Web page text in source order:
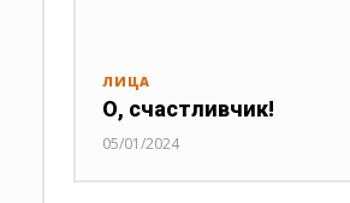
ЛИЦА
О, счастливчик!
05/01/2024